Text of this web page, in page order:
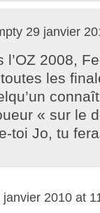
29 janvier
l’OZ 2008,
les
« sur le
toi Jo, tu
janvier 2010 at